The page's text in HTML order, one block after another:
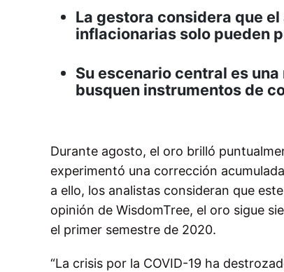
La gestora considera que
inflacionarias solo pueden
Su escenario central es
busquen instrumentos de
Durante agosto, el oro brilló
experimentó una corrección
a ello, los analistas consideran que
opinión de WisdomTree, el oro sigue
el primer semestre de 2020.
“La crisis por la COVID-19 ha